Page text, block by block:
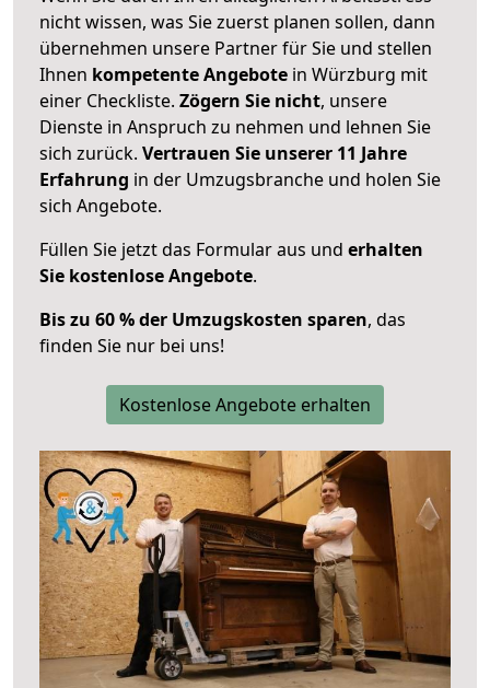
nicht wissen, was Sie zuerst planen sollen, dann
übernehmen unsere Partner für Sie und stellen
Ihnen kompetente Angebote in Würzburg mit
einer Checkliste. Zögern Sie nicht, unsere
Dienste in Anspruch zu nehmen und lehnen Sie
sich zurück. Vertrauen Sie unserer 11 Jahre
Erfahrung in der Umzugsbranche und holen Sie
sich Angebote.
Füllen Sie jetzt das Formular aus und erhalten
Sie kostenlose Angebote.
Bis zu 60 % der Umzugskosten sparen, das
finden Sie nur bei uns!
Kostenlose Angebote erhalten